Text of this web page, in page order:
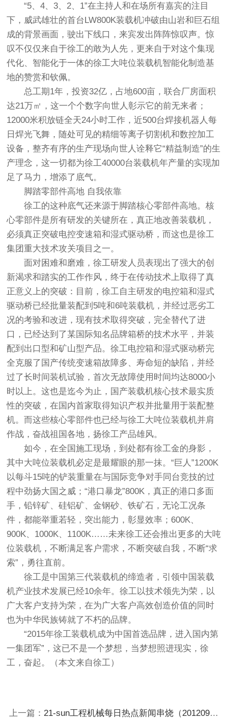
“5、4、3、2、1”在主持人和在场所有嘉宾的注目
下，威武雄壮的首台LW800K装载机冲破由山岩和巨石组
成的背景画面，驶出下线口，来宾发出阵阵惊叹声。惊
叹不仅仅来自于徐工的敢为人先，更来自于对这个集现
代化、智能化于一体的徐工大吨位装载机智能化制造基
地的赞赏和钦佩。
总工期1年，投资32亿，占地600亩，联合厂房面积
达21万㎡，这一个个数字向世人彰示它的前无来者；
12000米积放链全天24小时工作，近500台焊接机器人每
日焊光飞舞，随处可见的精细等离子切割机和数控加工
设备，整齐有序的生产现场向世人诠释它“精益制造”的生
产理念，这一切都为徐工40000台装载机年产量的实现加
足了马力，增添了底气。
脚踏零部件高地 自我依靠
徐工的这种底气还来源于脚踏核心零部件高地。核
心零部件是所有研发的关键所在，真正地改善装载机，
必须真正突破电控变速箱和湿式驱动桥，而这也是徐工
集团重大技术攻关项目之一。
面对困难和磨难，徐工研发人员表现出了强大的创
新渴求和踏实的工作作风，终于在传动技术上取得了真
正意义上的突破：目前，徐工自主研发的电控箱和湿式
驱动桥已经批量装配到5吨和6吨装载机，并经过恶劣工
况的考验和改进，现有技术取得突破，完全替代了进
口，已经达到了某国际知名品牌箱桥的技术水平，并装
配到出口型和矿山型产品。徐工电控箱和湿式驱动桥完
全克服了国产传统变速箱故障多、寿命短的缺陷，并经
过了长时间装机试验，首次无故障使用时间均达8000小
时以上。这也是迄今为止，国产装载机核心技术最实质
性的突破，在国内首家取得知识产权并批量用于装配整
机。而这些核心零部件也已经与徐工大吨位装载机并肩
作战，奋战祖国各地，扬徐工产品雄风。
如今，在全国施工现场，到处都有徐工金的身影，
其中大吨位装载机必定是最耀眼的那一抹。“巨人”1200K
以每斗15吨的铲装重量在与国际竞争对手同台竞技的过
程中劲扬大国之威；“港口暴龙”800K，真正的港口多面
手，铅锌矿、硅铝矿、金钢砂、铁矿石，无论工况条
件，都能举重若轻，突出能力，彰显效率；600K、
900K、1000K、1100K……未来徐工还会推出更多的大吨
位装载机，不断满足客户需求，不断突破自我，不断“求
索”，勇往直前。
徐工是中国第三代装载机的缔造者，引领中国装载
机产业技术发展已经10余年。徐工以技术领先为荣，以
广大客户支持为荣，在为广大客户高效创造价值的同时
也为中华民族铸就了不朽的品牌。
“2015年徐工装载机成为中国首选品牌，进入国内第
一集团军”，这已不是一个梦想，当梦想照进现实，徐
工，奋起。（本文来自徐工）
上一篇： 21-sun工程机械每日热点新闻串烧（20120928）